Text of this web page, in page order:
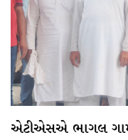
એટીએસએ ભાગલ